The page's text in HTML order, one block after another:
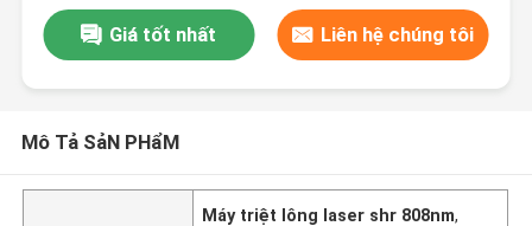
Giá tốt nhất Liên hệ chúng tôi
Mô Tả SảN PHẩM
Máy triệt lông laser shr 808nm,